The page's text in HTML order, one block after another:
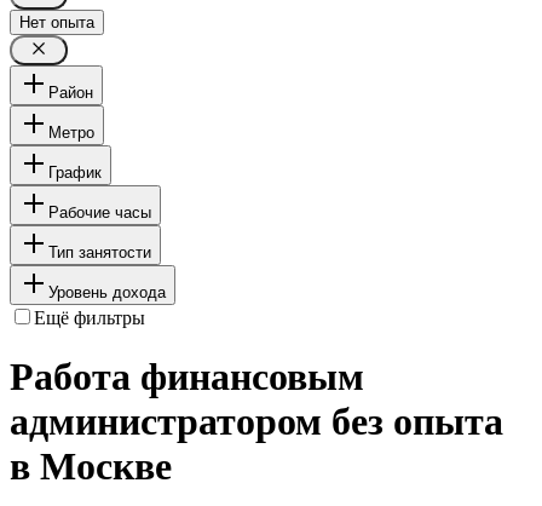
Нет опыта
Район
Метро
График
Рабочие часы
Тип занятости
Уровень дохода
Ещё фильтры
Работа финансовым
администратором без опыта
в Москве